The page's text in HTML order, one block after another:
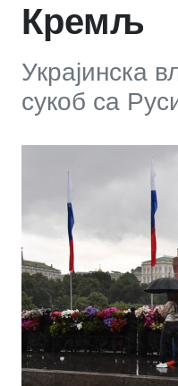
Кремљ
Украјинска
сукоб са